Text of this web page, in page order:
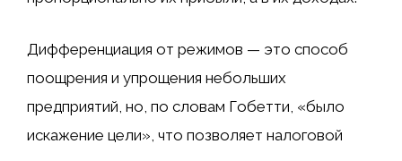
Дифференциация от режимов — это способ
поощрения и упрощения небольших
предприятий, но, по словам Гобетти, «было
искажение цели», что позволяет налоговой